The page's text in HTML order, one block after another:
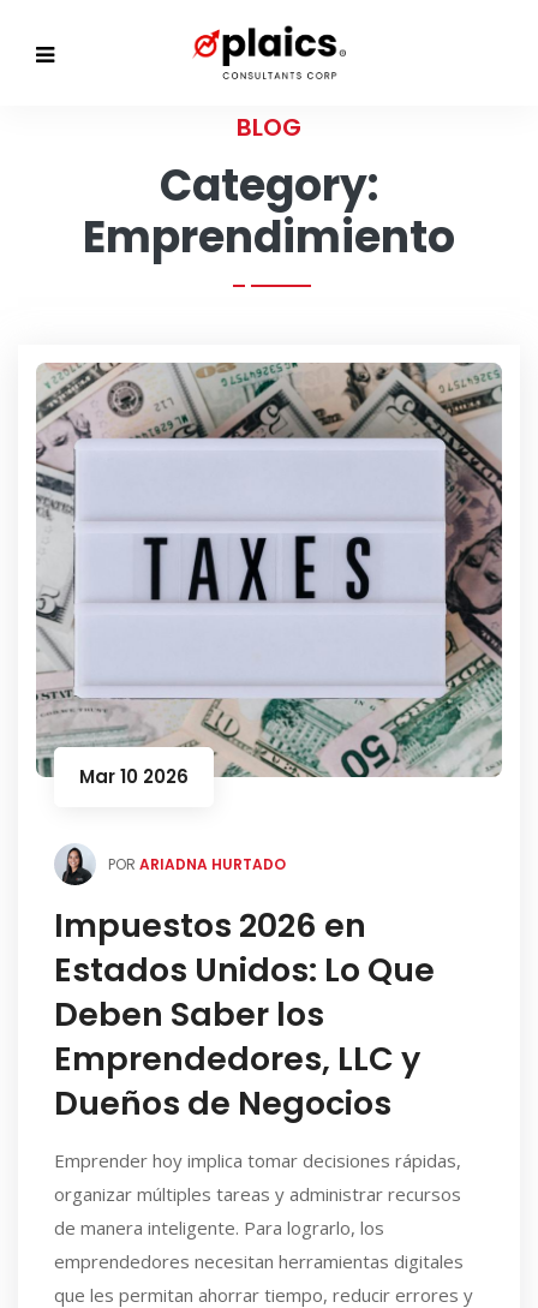
BLOG
Category:
Emprendimiento
Mar 10 2026
POR ARIADNA HURTADO
Impuestos 2026 en
Estados Unidos: Lo Que
Deben Saber los
Emprendedores, LLC y
Dueños de Negocios
Emprender hoy implica tomar decisiones rápidas,
organizar múltiples tareas y administrar recursos
de manera inteligente. Para lograrlo, los
emprendedores necesitan herramientas digitales
que les permitan ahorrar tiempo, reducir errores y